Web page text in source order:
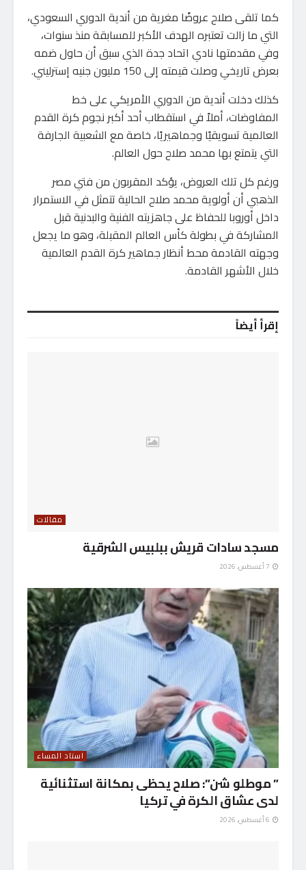
كما تلقى صلاح عروضًا مغرية من أندية الدوري السعودي،
التي ما زالت تعتبره الهدف الأكبر للمسابقة منذ سنوات،
وفي مقدمتها نادي اتحاد جدة الذي سبق أن حاول ضمه
بعرض تاريخي وصلت قيمته إلى 150 مليون جنيه إسترليني.
كذلك دخلت أندية من الدوري الأمريكي على خط
المفاوضات، أملاً في استقطاب أحد أكبر نجوم كرة القدم
العالمية تسويقيًا وجماهيريًا، خاصة مع الشعبية الجارفة
التي يتمتع بها محمد صلاح حول العالم.
ورغم كل تلك العروض، يؤكد المقربون من فتي مصر
الذهبي أن أولوية محمد صلاح الحالية تتمثل في الاستمرار
داخل أوروبا للحفاظ على جاهزيته الفنية والبدنية قبل
المشاركة في بطولة كأس العالم المقبلة، وهو ما يجعل
وجهته القادمة محط أنظار جماهير كرة القدم العالمية
خلال الأشهر القادمة.
إقرأ أيضاً
مقالات
مسجد سادات قريش ببلبيس الشرقية
استاد المساء
” موطلو شن”: صلاح يحظى بمكانة استثنائية
لدى عشاق الكرة في تركيا